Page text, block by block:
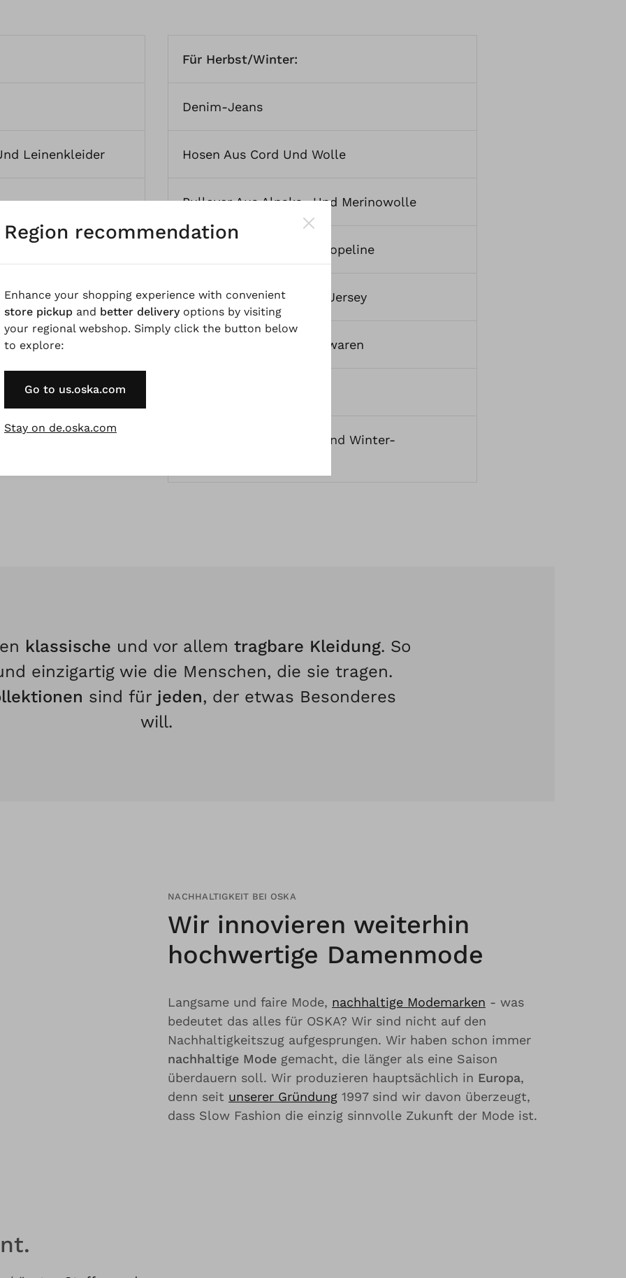
Leinenkleider
UndSommer-
Für Herbst/Winter:
Denim-Jeans
Hosen Aus Cord Und Wolle
Pullover Aus Alpaka- Und Merinowolle
Kleider Aus Wolle Und Popeline
Blusen Aus Lyocell Und Jersey
Strickjacken Und Strickwaren
Und Winter-
klassische und vor allem tragbare Kleidung. So
einzigartig wie die Menschen, die sie tragen.
sind für jeden, der etwas Besonderes
will.
NACHHALTIGKEIT BEI OSKA
Wir innovieren weiterhin
hochwertige Damenmode
Langsame und faire Mode, nachhaltige Modemarken - was
bedeutet das alles für OSKA? Wir sind nicht auf den
Nachhaltigkeitszug aufgesprungen. Wir haben schon immer
nachhaltige Mode gemacht, die länger als eine Saison
überdauern soll. Wir produzieren hauptsächlich in Europa,
denn seit unserer Gründung 1997 sind wir davon überzeugt,
dass Slow Fashion die einzig sinnvolle Zukunft der Mode ist.
Region recommendation
Enhance your shopping experience with convenient
store pickup and better deliveryoptions by visiting
your regional webshop. Simply click the button below
to explore:
Go to us.oska.com
Stay on de.oska.com